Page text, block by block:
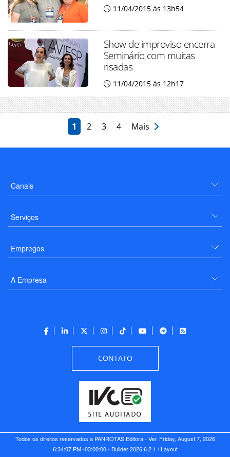
11/04/2015 às 13h54
Show de improviso encerra
Seminário com muitas
risadas
11/04/2015 às 12h17
1 2 3 4 Mais
Canais
Serviços
Empregos
A Empresa
CONTATO
Todos os direitos reservados a PANROTAS Editora - Ver. Friday, August 7, 2026
6:34:07 PM -03:00:00 - Builder 2026.6.2.1 / Layout